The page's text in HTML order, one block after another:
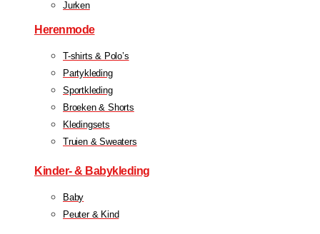
Jurken
Herenmode
T-shirts & Polo’s
Partykleding
Sportkleding
Broeken & Shorts
Kledingsets
Truien & Sweaters
Kinder- & Babykleding
Baby
Peuter & Kind